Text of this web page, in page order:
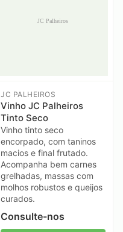
JC PALHEIROS
Vinho JC Palheiros
Tinto Seco
Vinho tinto seco
encorpado, com taninos
macios e final frutado.
Acompanha bem carnes
grelhadas, massas com
molhos robustos e queijos
curados.
Consulte-nos